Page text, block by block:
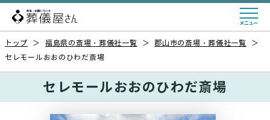
トップ ＞ 福島県の斎場・葬儀社一覧 ＞ 郡山市の斎場・葬儀社一覧
＞
セレモールおおのひわだ斎場
セレモールおおのひわだ斎場